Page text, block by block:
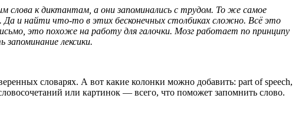
слова к диктантам, а они запоминались с трудом. То же самое
Да и найти что-то в этих бесконечных столбиках сложно. Всё это
это похоже на работу для галочки. Мозг работает по принципу
лексики.
словарях. А вот какие колонки можно добавить: part of speech,
или картинок — всего, что поможет запомнить слово.